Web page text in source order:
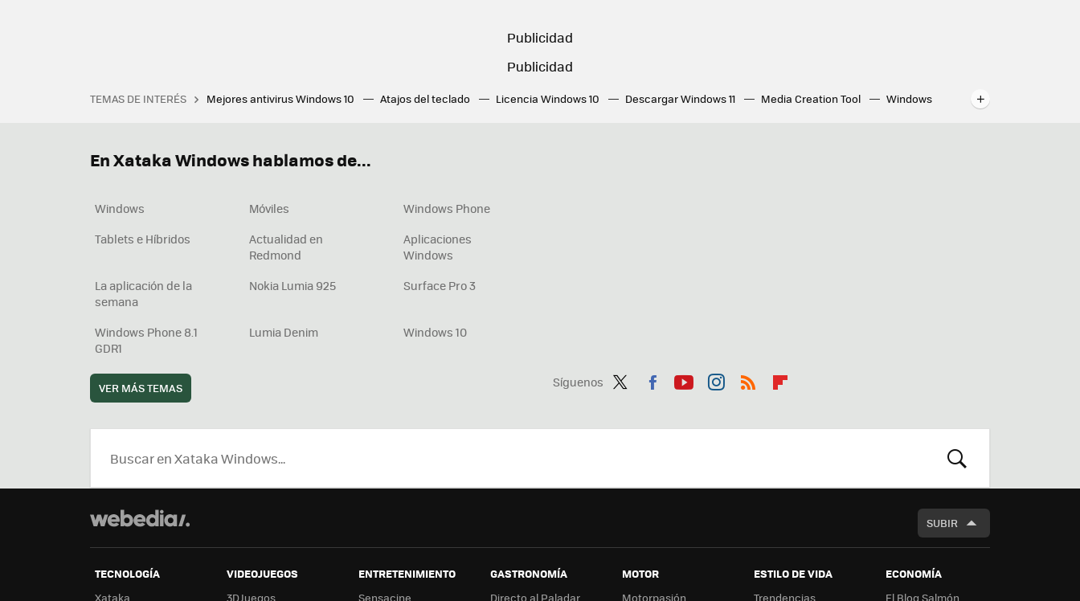
TEMAS DE INTERÉS Mejores antivirus Windows 10 Atajos del teclado Licencia Windows 10 Descargar Windows 11 Media Creation Tool
Windows
Síguenos
ter
ebo tub agr
boa
En Xataka Windows hablamos de...
Windows Móviles
Windows Phone
Tablets e Híbridos
Actualidad en
Redmond
Aplicaciones
Windows
La aplicación de la
semana
Nokia Lumia 925 Surface Pro 3
Windows Phone 8.1
GDR1
Lumia Denim Windows 10
VER MÁS TEMAS
BUSCAR
SUBIR
TECNOLOGÍA
Xataka
VIDEOJUEGOS
3DJuegos
ENTRETENIMIENTO
Sensacine
GASTRONOMÍA
Directo al Paladar
MOTOR
Motorpasión
ESTILO DE VIDA
Trendencias
ECONOMÍA
El Blog Salmón